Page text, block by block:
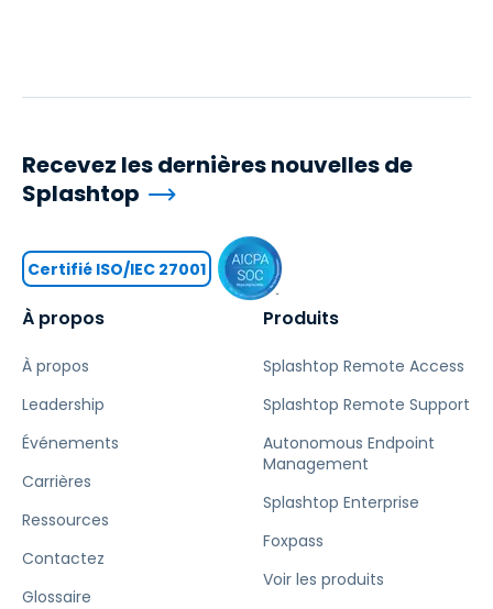
À propos
À propos
Leadership
Événements
Carrières
Ressources
Contactez
Glossaire
Produits
Splashtop Remote Access
Splashtop Remote Support
Autonomous Endpoint
Management
Splashtop Enterprise
Foxpass
Voir les produits
Recevez les dernières nouvelles de
Splashtop
Certifié ISO/IEC 27001